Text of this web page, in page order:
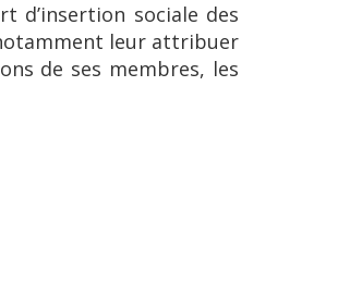
d’insertion sociale des
notamment leur attribuer
de ses membres, les